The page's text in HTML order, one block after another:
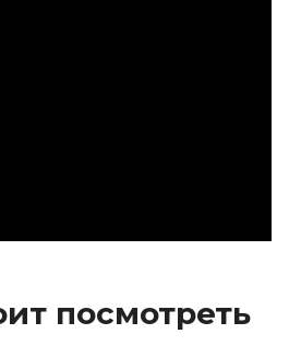
посмотреть